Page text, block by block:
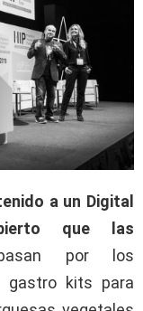
a un Digital
que las
por los
gastro kits para